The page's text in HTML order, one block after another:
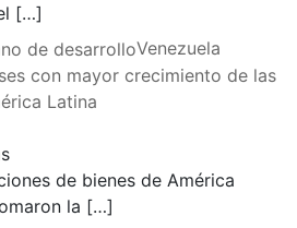
[…]
Venezuela
con mayor crecimiento de las
Latina
de bienes de América
la […]